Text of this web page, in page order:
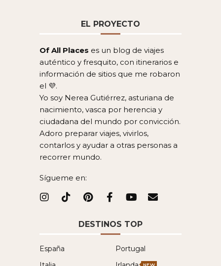
EL PROYECTO
Of All Places es un blog de viajes
auténtico y fresquito, con itinerarios e
información de sitios que me robaron
el 💜.
Yo soy Nerea Gutiérrez, asturiana de
nacimiento, vasca por herencia y
ciudadana del mundo por convicción.
Adoro preparar viajes, vivirlos,
contarlos y ayudar a otras personas a
recorrer mundo.
Sígueme en:
DESTINOS TOP
España
Portugal
NEW